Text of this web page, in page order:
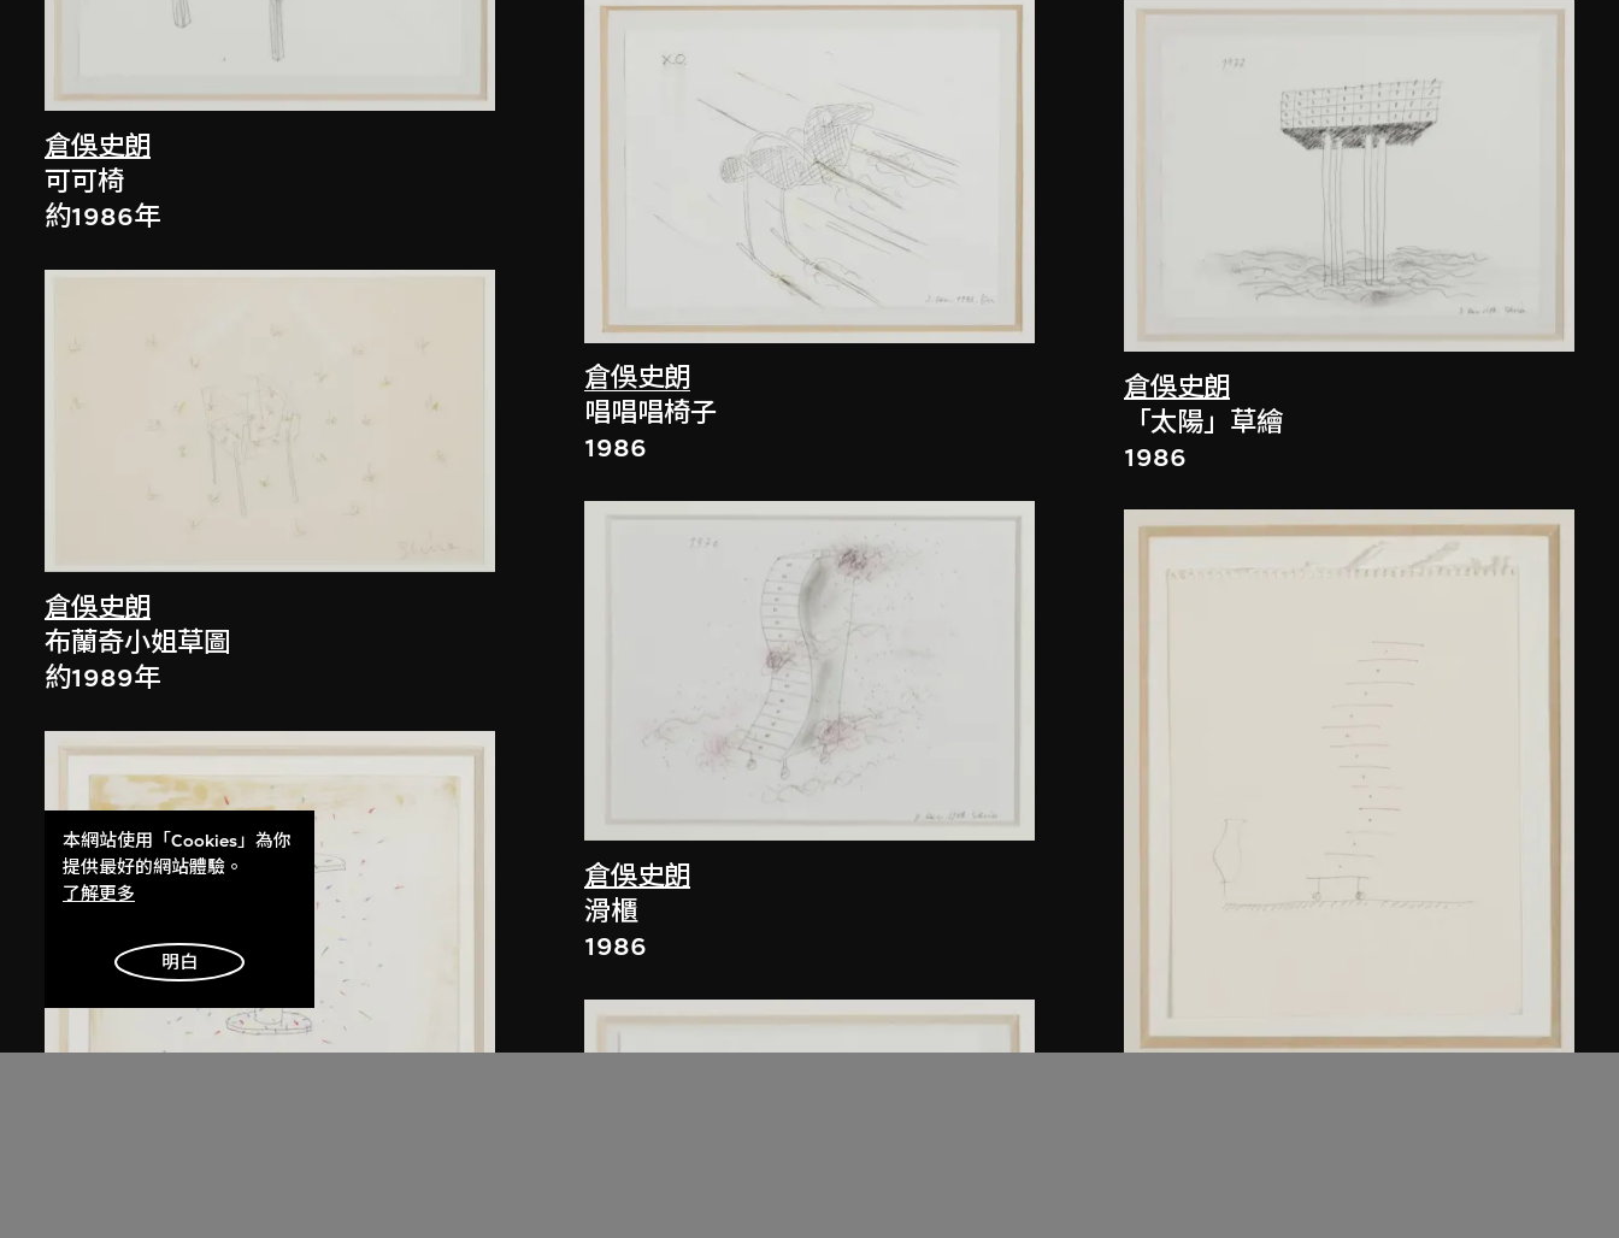
倉俁史朗
可可椅
約1986年
倉俁史朗
布蘭奇小姐草圖
約1989年
倉俁史朗
唱唱唱椅子
1986
倉俁史朗
滑櫃
1986
倉俁史朗
「太陽」草繪
1986
本網站使用「Cookies」為你
提供最好的網站體驗。
了解更多
明白